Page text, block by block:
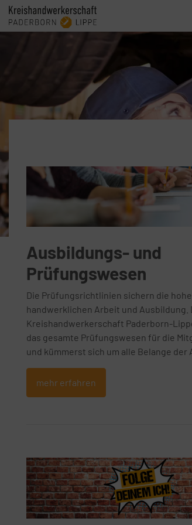
Ausbildungs- und
Prüfungswesen
Die Prüfungsrichtlinien sichern die
handwerklichen Arbeit und Ausbildung.
Kreishandwerkerschaft Paderborn-
das gesamte Prüfungswesen für die
und kümmerst sich um alle Belange der
mehr erfahren